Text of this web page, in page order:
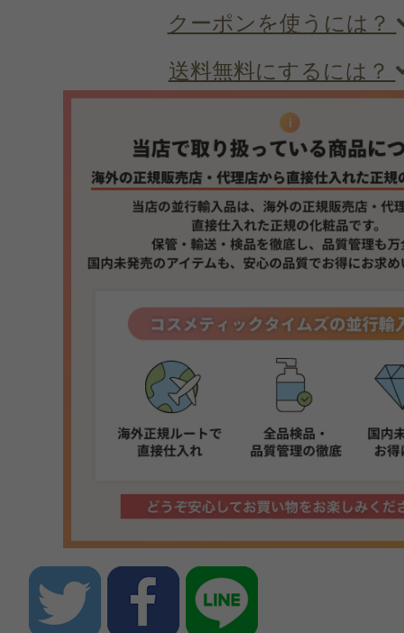
クーポンを使うには？
送料無料にするには？